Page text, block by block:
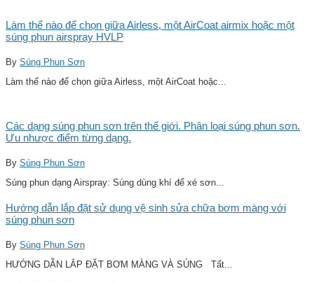
Làm thế nào để chọn giữa Airless, một AirCoat airmix hoặc một
súng phun airspray HVLP
By Súng Phun Sơn
Làm thế nào để chọn giữa Airless, một AirCoat hoặc...
Các dạng súng phun sơn trên thế giới. Phân loại súng phun sơn.
Ưu nhược điểm từng dạng.
By Súng Phun Sơn
Súng phun dạng Airspray: Súng dùng khí để xé sơn...
Hướng dẫn lắp đặt sử dụng vệ sinh sửa chữa bơm màng với
súng phun sơn
By Súng Phun Sơn
HƯỚNG DẪN LẮP ĐẶT BƠM MÀNG VÀ SÚNG Tất...